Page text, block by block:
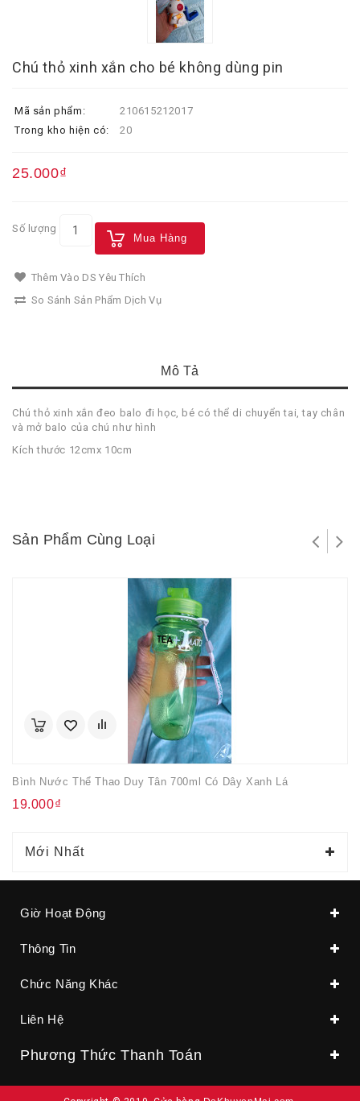
Chú thỏ xinh xắn cho bé không dùng pin
Mã sản phẩm:
210615212017
Trong kho hiện có:
20
25.000₫
Số lượng
Mua Hàng
Thêm Vào DS Yêu Thích
So Sánh Sản Phẩm Dịch Vụ
Mô Tả
Chú thỏ xinh xắn đeo balo đi học, bé có thể di chuyển tai, tay chân
và mở balo của chú như hình
Kích thước 12cmx 10cm
Sản Phẩm Cùng Loại
Bình Nước Thể Thao Duy Tân 700ml Có Dây Xanh Lá
19.000₫
Mới Nhất
Giờ Hoạt Động
Thông Tin
Chức Năng Khác
Liên Hệ
Phương Thức Thanh Toán